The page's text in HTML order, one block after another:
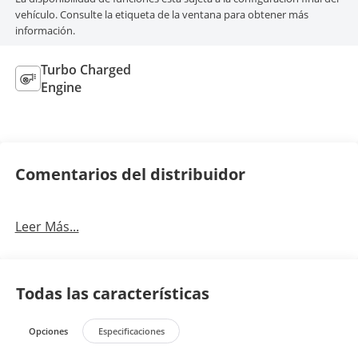
vehículo. Consulte la etiqueta de la ventana para obtener más
información.
Turbo Charged
Engine
Comentarios del distribuidor
Leer Más...
Todas las características
Opciones Especificaciones